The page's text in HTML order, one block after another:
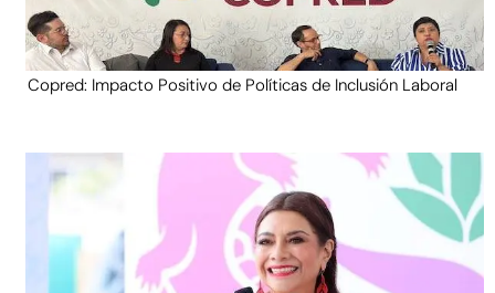
Copred: Impacto Positivo de Políticas de Inclusión Laboral